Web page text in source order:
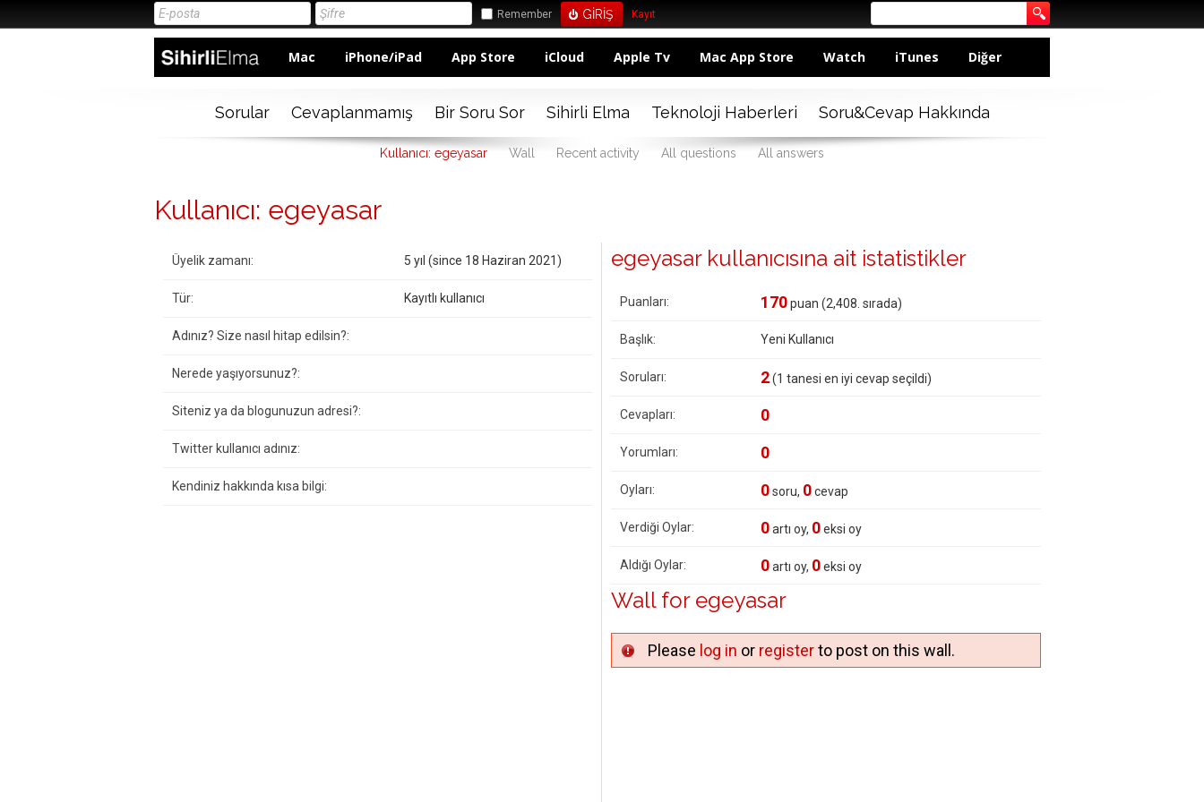
Remember Kayıt
Mac iPhone/iPad App Store iCloud Apple Tv Mac App Store Watch iTunes Diğer
Sorular Cevaplanmamış Bir Soru Sor Sihirli Elma Teknoloji Haberleri Soru&Cevap Hakkında
Kullanıcı: egeyasar Wall Recent activity All questions All answers
Kullanıcı: egeyasar
Üyelik zamanı: 5 yıl (since 18 Haziran 2021)
Tür: Kayıtlı kullanıcı
Adınız? Size nasıl hitap edilsin?:
Nerede yaşıyorsunuz?:
Siteniz ya da blogunuzun adresi?:
Twitter kullanıcı adınız:
Kendiniz hakkında kısa bilgi:
egeyasar kullanıcısına ait istatistikler
Puanları: 170puan (2,408 . sırada)
Başlık: Yeni Kullanıcı
Soruları: 2(1 tanesi en iyi cevap seçildi)
Cevapları: 0
Yorumları: 0
Oyları: 0soru, 0cevap
Verdiği Oylar: 0artı oy, 0eksi oy
Aldığı Oylar: 0artı oy, 0eksi oy
Wall for egeyasar
Please log in or registerto post on this wall.